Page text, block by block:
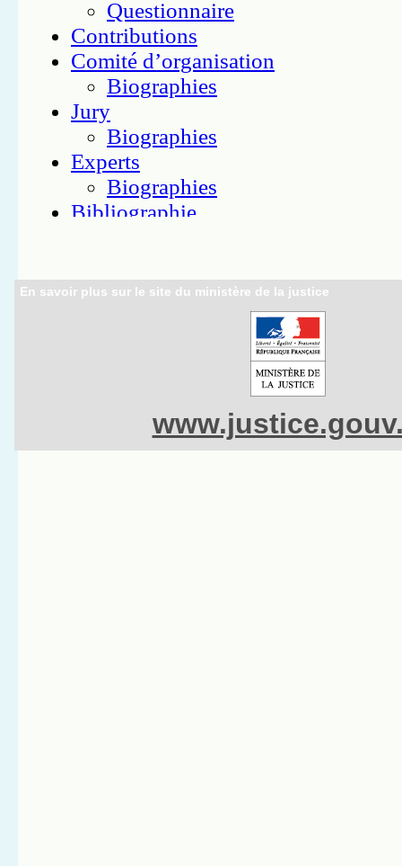
En savoir plus sur le site du ministère de la justice